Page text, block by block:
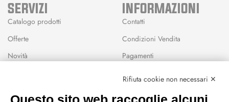
SERVIZI
Catalogo prodotti
Offerte
Novità
INFORMAZIONI
Contatti
Condizioni Vendita
Pagamenti
Rifiuta cookie non necessari ✕